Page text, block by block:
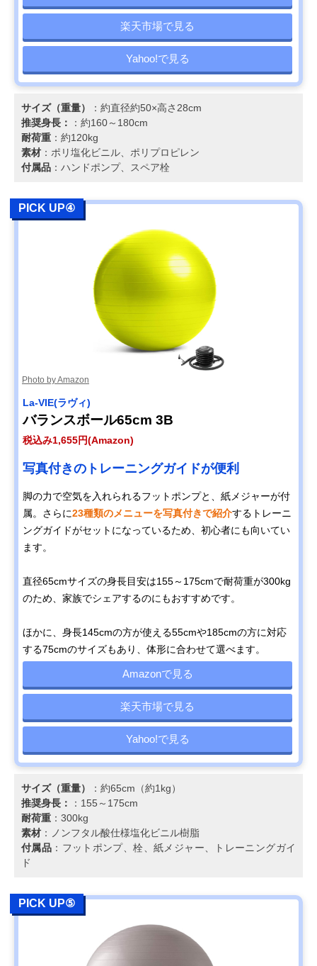
楽天市場で見る
Yahoo!で見る
サイズ（重量）
：約直径約50×高さ28cm
推奨身長：
：約160～180cm
耐荷重 ：約120kg
素材 ：ポリ塩化ビニル、ポリプロピレン
付属品 ：ハンドポンプ、スペア栓
PICK UP④
Photo by Amazon
La-VIE(ラヴィ)
バランスボール65cm 3B
税込み1,655円(Amazon)
写真付きのトレーニングガイドが便利
脚の力で空気を入れられるフットポンプと、紙メジャーが付
属。さらに23種類のメニューを写真付きで紹介するトレーニ
ングガイドがセットになっているため、初心者にも向いてい
ます。
直径65cmサイズの身長目安は155～175cmで耐荷重が300kg
のため、家族でシェアするのにもおすすめです。
ほかに、身長145cmの方が使える55cmや185cmの方に対応
する75cmのサイズもあり、体形に合わせて選べます。
Amazonで見る
楽天市場で見る
Yahoo!で見る
サイズ（重量）
：約65cm（約1kg）
推奨身長：
：155～175cm
耐荷重 ：300kg
素材 ：ノンフタル酸仕様塩化ビニル樹脂
付属品 ：フットポンプ、栓、紙メジャー、トレーニングガイ
ド
PICK UP⑤